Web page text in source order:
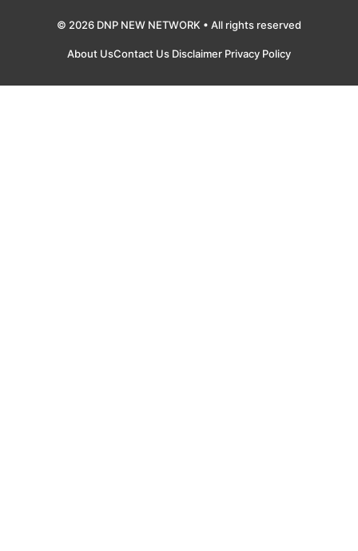
© 2026 DNP NEW NETWORK • All rights reserved
About UsContact Us Disclaimer Privacy Policy